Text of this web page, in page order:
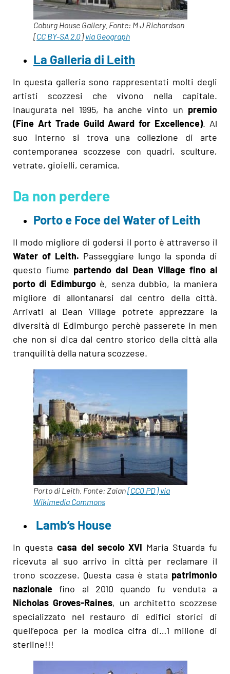
Coburg House Gallery. Fonte: M J Richardson
[CC BY-SA 2.0]via Geograph
La Galleria di Leith
In questa galleria sono rappresentati molti degli
artisti scozzesi che vivono nella capitale.
Inaugurata nel 1995, ha anche vinto un premio
(Fine Art Trade Guild Award for Excellence). Al
suo interno si trova una collezione di arte
contemporanea scozzese con quadri, sculture,
vetrate, gioielli, ceramica.
Da non perdere
Porto e Foce del Water of Leith
Il modo migliore di godersi il porto è attraverso il
Water of Leith. Passeggiare lungo la sponda di
questo fiume partendo dal Dean Village fino al
porto di Edimburgoè, senza dubbio, la maniera
migliore di allontanarsi dal centro della città.
Arrivati al Dean Village potrete apprezzare la
diversità di Edimburgo perchè passerete in men
che non si dica dal centro storico della città alla
tranquilità della natura scozzese.
Porto di Leith. Fonte: Zaian[CC0 PD] via
Wikimedia Commons
Lamb’s House
In questa casa del secolo XVI Maria Stuarda fu
ricevuta al suo arrivo in città per reclamare il
trono scozzese. Questa casa è stata patrimonio
nazionale fino al 2010 quando fu venduta a
Nicholas Groves-Raines, un architetto scozzese
specializzato nel restauro di edifici storici di
quell’epoca per la modica cifra di…1 milione di
sterline!!!